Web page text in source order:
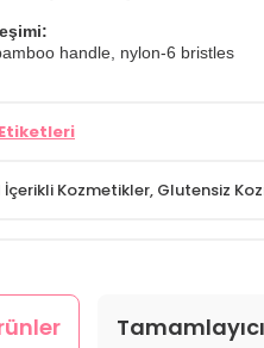
handle, nylon-6 bristles
İçerikli Kozmetikler, Glutensiz